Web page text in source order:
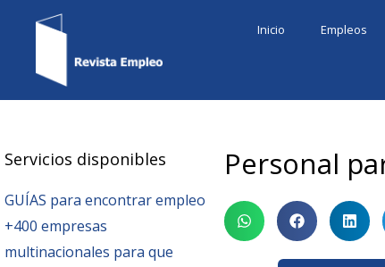
Inicio Empleos
Servicios disponibles
GUÍAS para encontrar empleo
+400 empresas
multinacionales para que
Personal